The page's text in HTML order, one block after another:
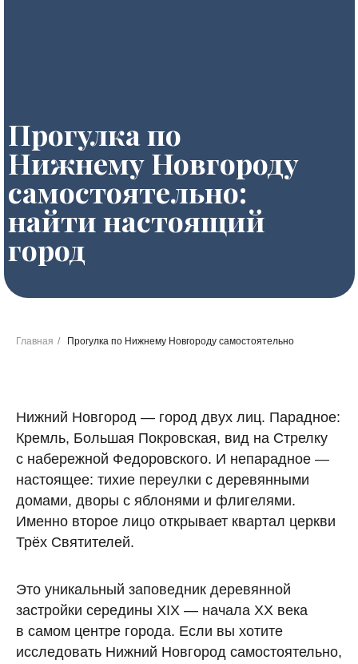
Прогулка по
Нижнему Новгороду
самостоятельно:
найти настоящий
город
Главная / Прогулка по Нижнему Новгороду самостоятельно
Нижний Новгород — город двух лиц. Парадное:
Кремль, Большая Покровская, вид на Стрелку
с набережной Федоровского. И непарадное —
настоящее: тихие переулки с деревянными
домами, дворы с яблонями и флигелями.
Именно второе лицо открывает квартал церкви
Трёх Святителей.
Это уникальный заповедник деревянной
застройки середины XIX — начала XX века
в самом центре города. Если вы хотите
исследовать Нижний Новгород самостоятельно,